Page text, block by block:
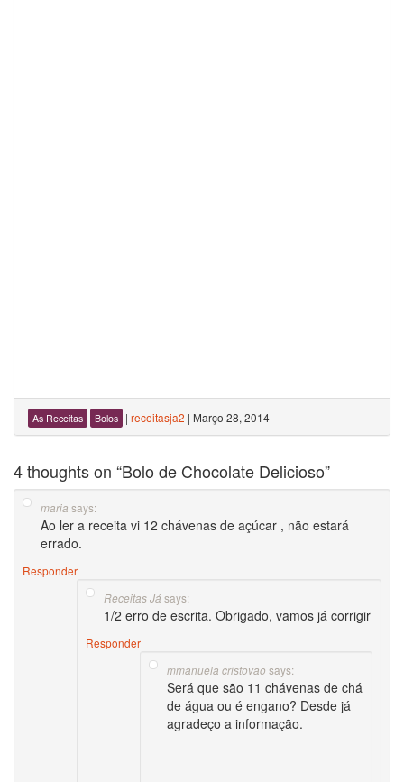
As Receitas Bolos | receitasja2 | Março 28, 2014
4 thoughts on “Bolo de Chocolate Delicioso”
maria says:
Ao ler a receita vi 12 chávenas de açúcar , não estará
errado.
Responder
Receitas Já says:
1/2 erro de escrita. Obrigado, vamos já corrigir
Responder
mmanuela cristovao says:
Será que são 11 chávenas de chá
de água ou é engano? Desde já
agradeço a informação.